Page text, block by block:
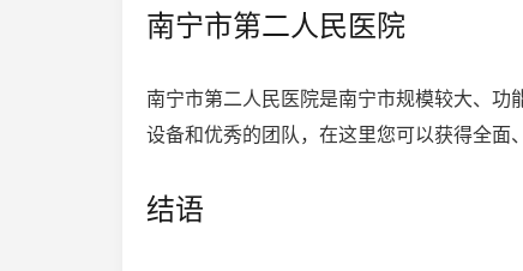
南宁市第二人民医院
南宁市第二人民医院是南宁市规模较大、
设备和优秀的团队，在这里您可以获得全面
结语